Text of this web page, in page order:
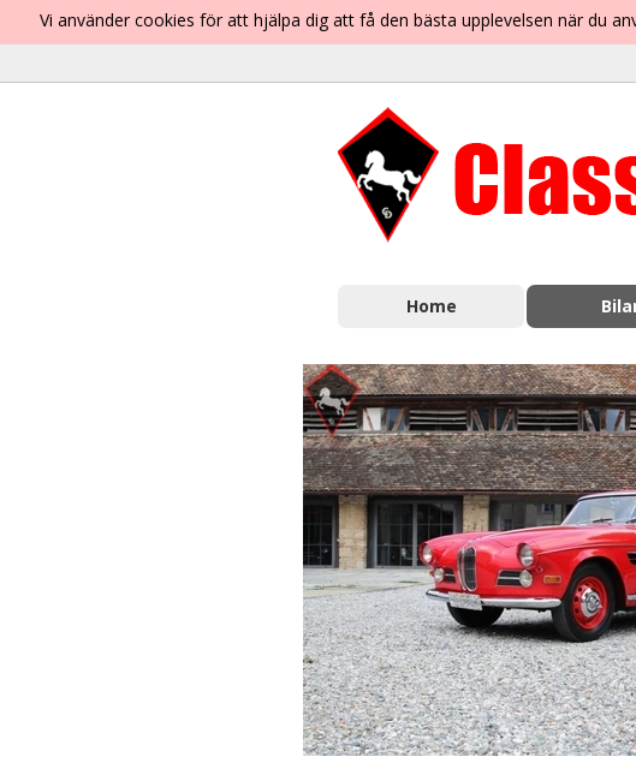
Vi använder cookies för att hjälpa dig att få den bästa upplevelsen när du
Home